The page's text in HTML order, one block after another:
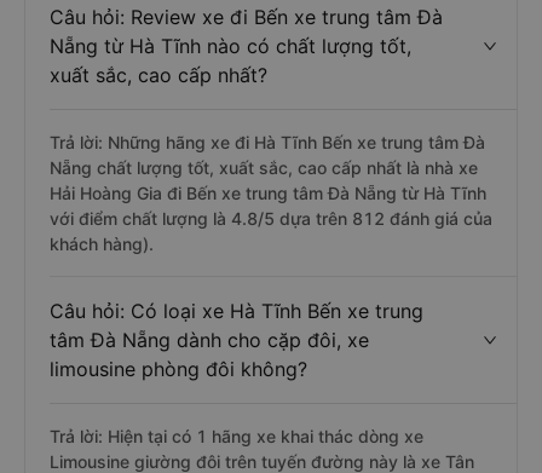
Câu hỏi: Review xe đi Bến xe trung tâm Đà
Nẵng từ Hà Tĩnh nào có chất lượng tốt,
xuất sắc, cao cấp nhất?
Trả lời: Những hãng xe đi Hà Tĩnh Bến xe trung tâm Đà
Nẵng chất lượng tốt, xuất sắc, cao cấp nhất là nhà xe
Hải Hoàng Gia đi Bến xe trung tâm Đà Nẵng từ Hà Tĩnh
với điểm chất lượng là 4.8/5 dựa trên 812 đánh giá của
khách hàng).
Câu hỏi: Có loại xe Hà Tĩnh Bến xe trung
tâm Đà Nẵng dành cho cặp đôi, xe
limousine phòng đôi không?
Trả lời: Hiện tại có 1 hãng xe khai thác dòng xe
Limousine giường đôi trên tuyến đường này là xe Tân